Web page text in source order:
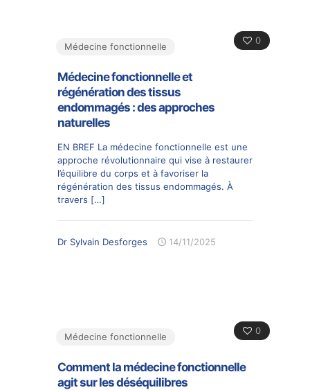
0
Médecine fonctionnelle
Médecine fonctionnelle et
régénération des tissus
endommagés : des approches
naturelles
EN BREF La médecine fonctionnelle est une
approche révolutionnaire qui vise à restaurer
l’équilibre du corps et à favoriser la
régénération des tissus endommagés. À
travers […]
Dr Sylvain Desforges 14/11/2025
0
Médecine fonctionnelle
Comment la médecine fonctionnelle
agit sur les déséquilibres